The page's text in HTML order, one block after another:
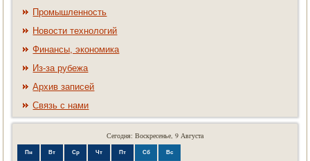
Промышленность
Новости технологий
Финансы, экономика
Из-за рубежа
Архив записей
Связь с нами
Сегодня: Воскресенье, 9 Августа
Пн Вт Ср Чт Пт Сб Вс